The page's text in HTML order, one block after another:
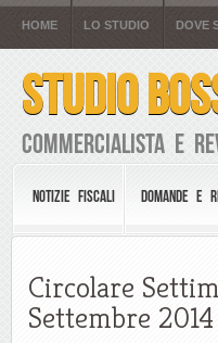
HOME LO STUDIO DOVE
STUDIO
Commercialista e
NOTIZIE FISCALI DOMANDE E
Circolare
Settembre 2014